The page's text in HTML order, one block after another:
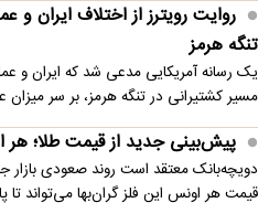
روایت رویترز از اختلاف ایران و
تنگه هرمز
یک رسانه آمریکایی مدعی شد که ایران و
مسیر کشتیرانی در تنگه هرمز، بر سر
پیش‌بینی جدید از قیمت طلا؛ هر اونس به ۴۷۰۰
دویچه‌بانک معتقد است روند صعودی بازار
قیمت هر اونس این فلز گران‌بها می‌تواند تا